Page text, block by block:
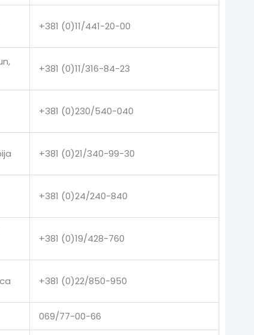
+381 (0)11/441-20-00
+381 (0)11/316-84-23
+381 (0)230/540-040
+381 (0)21/340-99-30
+381 (0)24/240-840
+381 (0)19/428-760
+381 (0)22/850-950
069/77-00-66